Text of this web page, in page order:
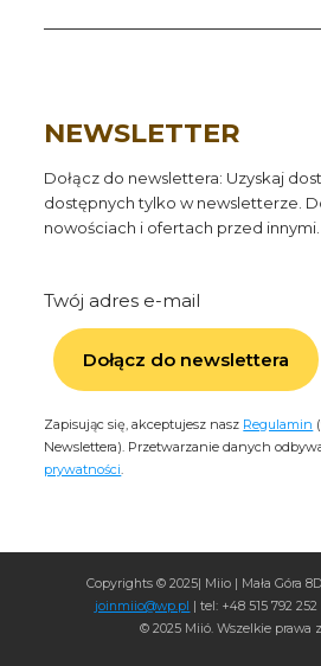
NEWSLETTER
Dołącz do newslettera: Uzyskaj
dostępnych tylko w newsletterze.
nowościach i ofertach przed innymi.
Twój adres e-mail
Dołącz do newslettera
Zapisując się, akceptujesz nasz Regulamin
Newslettera). Przetwarzanie danych
prywatności
Copyrights © 2025| Miio | Mała Góra
joinmiio@wp.pl | tel: +48 515 792
© 2025 Miió. Wszelkie prawa